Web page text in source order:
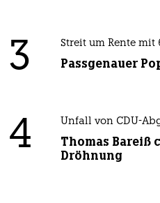
3 Streit um Rente mit
Passgenauer
4 Unfall von CDU-
Thomas Bareiß
Dröhnung